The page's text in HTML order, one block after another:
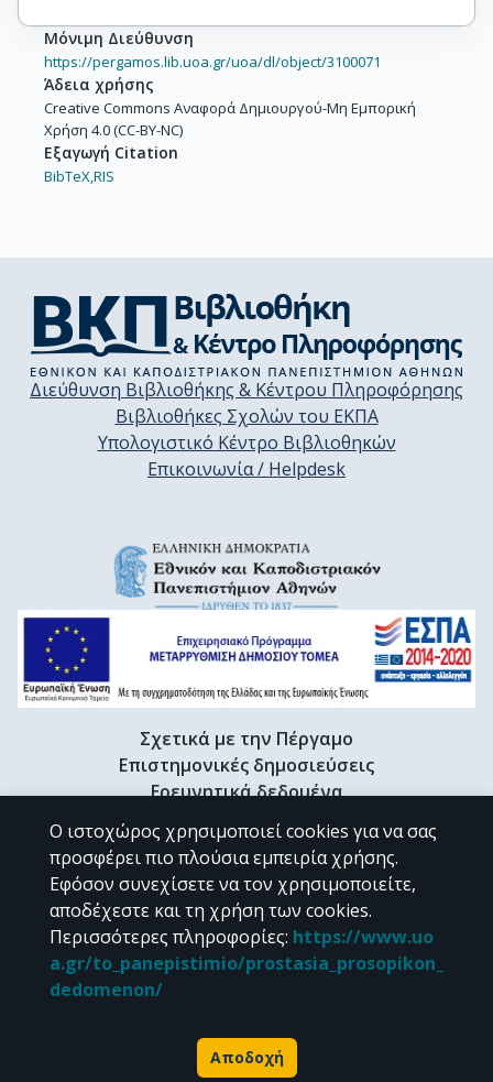
Μόνιμη Διεύθυνση
https://pergamos.lib.uoa.gr/uoa/dl/object/3100071
Άδεια χρήσης
Creative Commons Αναφορά Δημιουργού-Μη Εμπορική
Χρήση 4.0 (CC-BY-NC)
Εξαγωγή Citation
BibTeX,RIS
Διεύθυνση Βιβλιοθήκης & Κέντρου Πληροφόρησης
Βιβλιοθήκες Σχολών του ΕΚΠΑ
Υπολογιστικό Κέντρο Βιβλιοθηκών
Επικοινωνία / Helpdesk
Σχετικά με την Πέργαμο
Επιστημονικές δημοσιεύσεις
Ερευνητικά δεδομένα
Διδακτορικές διατριβές & Γκρίζα βιβλιογραφία
Προφίλ Ερευνητή
CC BY-NC 4.0
Εκτός αν αναφέρεται διαφορετικά, το υλικό της "Περγάμου" διατίθεται
Powered by
Ο ιστοχώρος χρησιμοποιεί cookies για να σας
προσφέρει πιο πλούσια εμπειρία χρήσης.
Εφόσον συνεχίσετε να τον χρησιμοποιείτε,
αποδέχεστε και τη χρήση των cookies.
Περισσότερες πληροφορίες: https://www.uo
a.gr/to_panepistimio/prostasia_prosopikon_
dedomenon/
Αποδοχή